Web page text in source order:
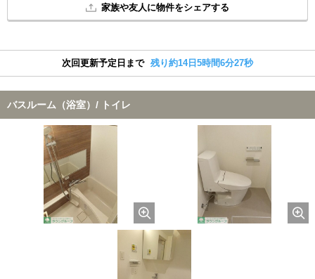
家族や友人に物件をシェアする
次回更新予定日まで 残り約14日5時間6分26秒
バスルーム（浴室）/ トイレ